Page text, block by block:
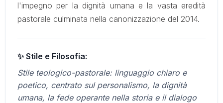
l'impegno per la dignità umana e la vasta eredità
pastorale culminata nella canonizzazione del 2014.
✨ Stile e Filosofia:
Stile teologico-pastorale: linguaggio chiaro e
poetico, centrato sul personalismo, la dignità
umana, la fede operante nella storia e il dialogo